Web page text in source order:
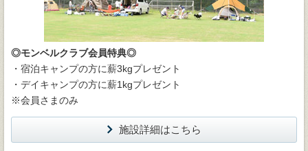
◎モンベルクラブ会員特典◎
・宿泊キャンプの方に薪3kgプレゼント
・デイキャンプの方に薪1kgプレゼント
※会員さまのみ
施設詳細はこちら